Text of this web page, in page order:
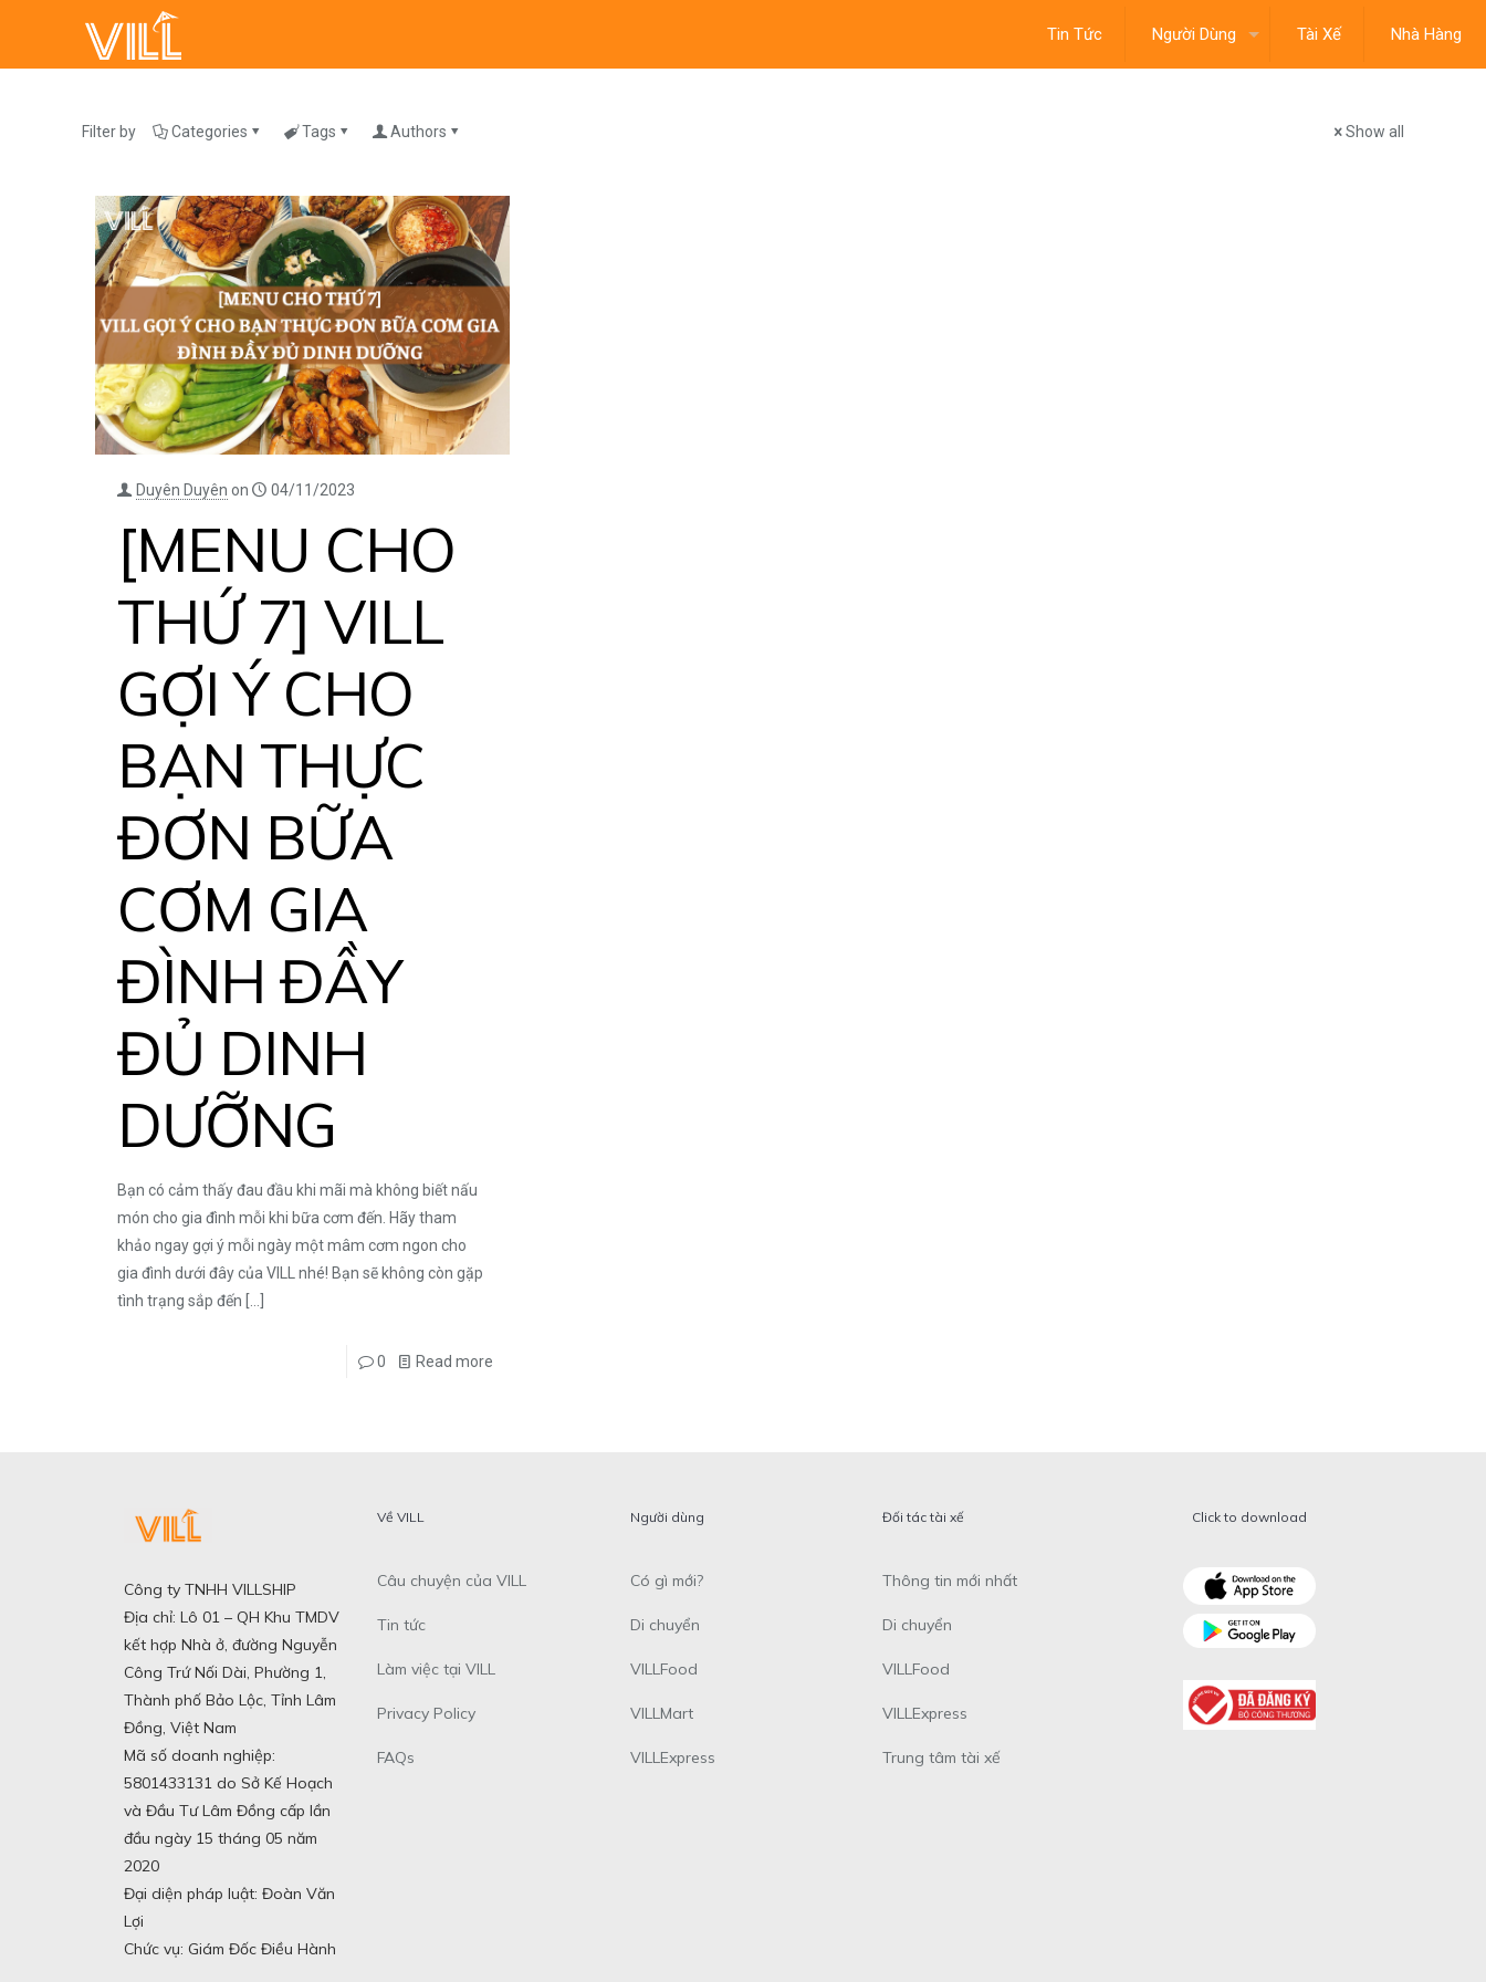
Tin Tức Người Dùng Tài Xế Nhà Hàng
Filter by Categories Tags Authors Show all
Duyên Duyên on 04/11/2023
[MENU CHO
THỨ 7] VILL
GỢI Ý CHO
BẠN THỰC
ĐƠN BỮA
CƠM GIA
ĐÌNH ĐẦY
ĐỦ DINH
DƯỠNG
Bạn có cảm thấy đau đầu khi mãi mà không biết nấu
món cho gia đình mỗi khi bữa cơm đến. Hãy tham
khảo ngay gợi ý mỗi ngày một mâm cơm ngon cho
gia đình dưới đây của VILL nhé! Bạn sẽ không còn gặp
tình trạng sắp đến […]
0 Read more
Công ty TNHH VILLSHIP
Địa chỉ: Lô 01 – QH Khu TMDV
kết hợp Nhà ở, đường Nguyễn
Công Trứ Nối Dài, Phường 1,
Thành phố Bảo Lộc, Tỉnh Lâm
Đồng, Việt Nam
Mã số doanh nghiệp:
5801433131 do Sở Kế Hoạch
và Đầu Tư Lâm Đồng cấp lần
đầu ngày 15 tháng 05 năm
2020
Đại diện pháp luật: Đoàn Văn
Lợi
Chức vụ: Giám Đốc Điều Hành
Về VILL
Câu chuyện của VILL
Tin tức
Làm việc tại VILL
Privacy Policy
FAQs
Người dùng
Có gì mới?
Di chuyển
VILLFood
VILLMart
VILLExpress
Đối tác tài xế
Thông tin mới nhất
Di chuyển
VILLFood
VILLExpress
Trung tâm tài xế
Click to download